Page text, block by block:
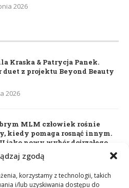
zgodą
korzystamy z technologii, takich
i/lub uzyskiwania dostępu do
2026
Kraska & Patrycja Panek.
duet z projektu Beyond Beauty
2026
MLM człowiek rośnie
kiedy pomaga rosnąć innym.
jako nowy wybór dojrzałego